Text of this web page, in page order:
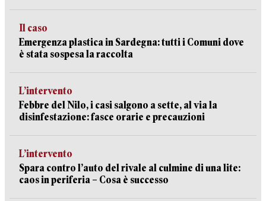
Il caso
Emergenza plastica in Sardegna: tutti i Comuni dove
è stata sospesa la raccolta
L’intervento
Febbre del Nilo, i casi salgono a sette, al via la
disinfestazione: fasce orarie e precauzioni
L’intervento
Spara contro l’auto del rivale al culmine di una lite:
caos in periferia – Cosa è successo